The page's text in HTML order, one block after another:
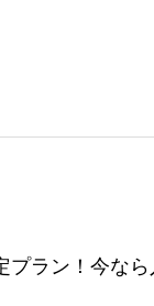
プラン！今な